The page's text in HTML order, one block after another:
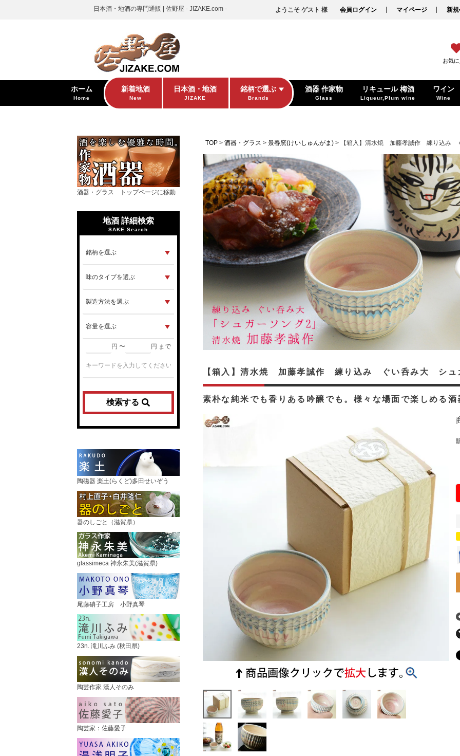
日本酒・地酒の専門通販 | 佐野屋 - JIZAKE.com - ようこそ ゲスト 様 会員ログイン マイページ 新
お気
ホーム
Home
新着地酒
New
日本酒・地酒
JIZAKE
銘柄で選ぶ
Brands
酒器 作家物
Glass
リキュール 梅酒
Liqueur,Plum wine
ワイン
Wine
酒器・グラス トップページに移動
地酒 詳細検索
SAKE Search
円 〜 円 まで
検索する
陶磁器 楽土(らくど)多田せいぞう
器のしごと（滋賀県）
glassimeca 神永朱美(滋賀県)
尾藤硝子工房 小野真琴
23n. 滝川ふみ (秋田県)
陶芸作家 漢人そのみ
陶芸家：佐藤愛子
TOP 酒器・グラス 景春窯(けいしゅんがま) 【箱入】清水焼 加藤孝誠作 練り込み
素朴な純米でも香りある吟醸でも。様々な場面で楽しめる酒
【箱入】清水焼 加藤孝誠作 練り込み ぐい呑み大 シュ